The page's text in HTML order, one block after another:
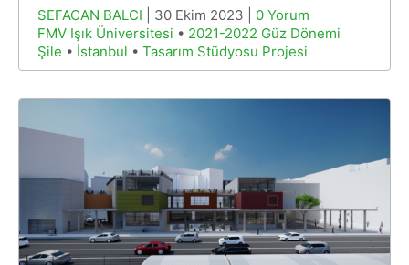
SEFACAN BALCI | 30 Ekim 2023 | 0 Yorum
FMV Işık Üniversitesi • 2021-2022 Güz Dönemi
Şile • İstanbul • Tasarım Stüdyosu Projesi